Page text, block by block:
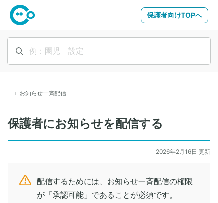
保護者向けTOPへ
お知らせ一斉配信
保護者にお知らせを配信する
2026年2月16日 更新
配信するためには、お知らせ一斉配信の権限
が「承認可能」であることが必須です。